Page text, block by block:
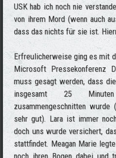
USK hab ich noch nie
von ihrem Mord (wenn auch
dass das nichts für sie ist.
Erfreulicherweise ging es mit
Microsoft Pressekonferenz
muss gesagt werden, dass
insgesamt 25
zusammengeschnitten
sehr gut). Lara ist immer
doch uns wurde versichert,
stattfindet. Meagan Marie